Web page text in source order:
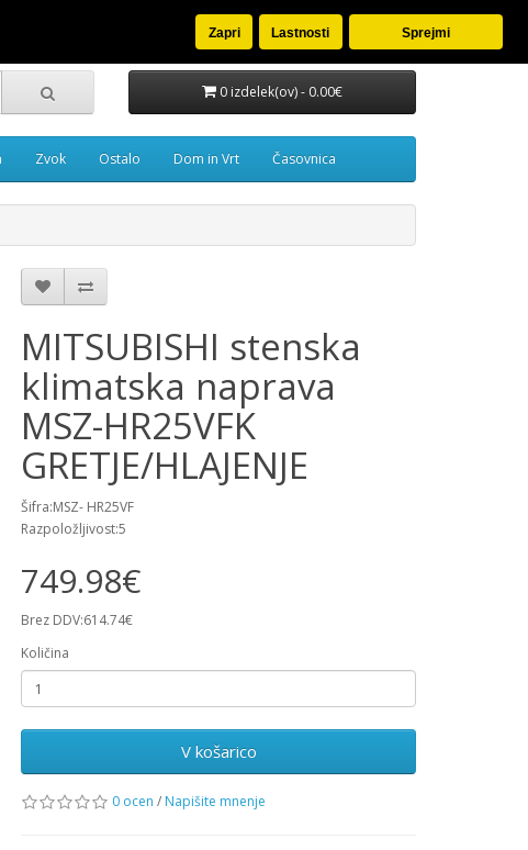
Zapri Lastnosti Sprejmi
Seznam želja (0) Blagajna
0 izdelek(ov) - 0.00€
Zvok Ostalo Dom in Vrt Časovnica
MITSUBISHI stenska
klimatska naprava
MSZ-HR25VFK
GRETJE/HLAJENJE
Šifra:MSZ- HR25VF
Razpoložljivost:5
749.98€
Brez DDV:614.74€
Količina
V košarico
0 ocen / Napišite mnenje